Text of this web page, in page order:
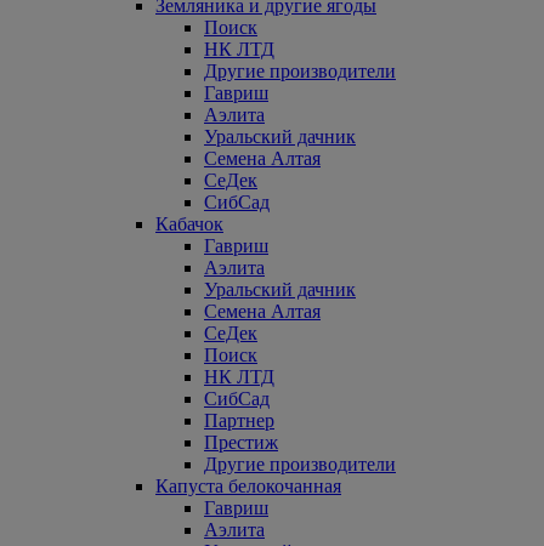
Земляника и другие ягоды
Поиск
НК ЛТД
Другие производители
Гавриш
Аэлита
Уральский дачник
Семена Алтая
СеДек
СибСад
Кабачок
Гавриш
Аэлита
Уральский дачник
Семена Алтая
СеДек
Поиск
НК ЛТД
СибСад
Партнер
Престиж
Другие производители
Капуста белокочанная
Гавриш
Аэлита